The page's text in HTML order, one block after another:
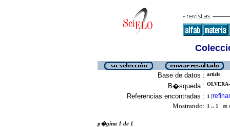
Base de datos : article
B�squeda :
Referencias encontradas : 1 [refinar
Mostrando: 1 .. 1 en
p�gina 1 de 1